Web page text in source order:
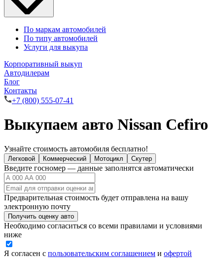
По маркам автомобилей
По типу автомобилей
Услуги для выкупа
Корпоративный выкуп
Автодилерам
Блог
Контакты
+7 (800) 555-07-41
Выкупаем авто Nissan Cefiro
Узнайте стоимость автомобиля бесплатно!
Легковой Коммерческий Мотоцикл Скутер
Введите госномер — данные заполнятся автоматически
Предварительная стоимость будет отправлена на вашу
электронную почту
Получить оценку авто
Необходимо согласиться со всеми правилами и условиями
ниже
Я согласен с пользовательским соглашением и офертой